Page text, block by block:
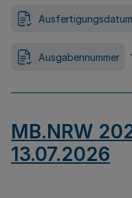
Ausfertigungsdatum
Ausgabennummer
MB.NRW
13.07.2026